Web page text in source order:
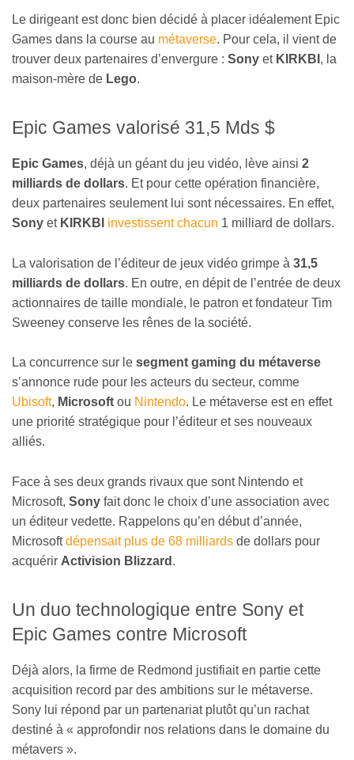
Le dirigeant est donc bien décidé à placer idéalement Epic
Games dans la course au métaverse. Pour cela, il vient de
trouver deux partenaires d’envergure : Sony et KIRKBI , la
maison-mère de Lego.
Epic Games valorisé 31,5 Mds $
Epic Games, déjà un géant du jeu vidéo, lève ainsi 2
milliards de dollars. Et pour cette opération financière,
deux partenaires seulement lui sont nécessaires. En effet,
Sony et KIRKBI investissent chacun 1 milliard de dollars.
La valorisation de l’éditeur de jeux vidéo grimpe à 31,5
milliards de dollars. En outre, en dépit de l’entrée de deux
actionnaires de taille mondiale, le patron et fondateur Tim
Sweeney conserve les rênes de la société.
La concurrence sur le segment gaming du métaverse
s’annonce rude pour les acteurs du secteur, comme
Ubisoft, Microsoft ou Nintendo. Le métaverse est en effet
une priorité stratégique pour l’éditeur et ses nouveaux
alliés.
Face à ses deux grands rivaux que sont Nintendo et
Microsoft, Sony fait donc le choix d’une association avec
un éditeur vedette. Rappelons qu’en début d’année,
Microsoftdépensait plus de 68 milliards de dollars pour
acquérir Activision Blizzard .
Un duo technologique entre Sony et
Epic Games contre Microsoft
Déjà alors, la firme de Redmond justifiait en partie cette
acquisition record par des ambitions sur le métaverse.
Sony lui répond par un partenariat plutôt qu’un rachat
destiné à « approfondir nos relations dans le domaine du
métavers ».